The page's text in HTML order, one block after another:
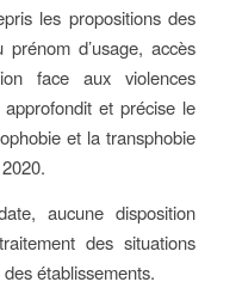
les propositions des
d’usage, accès
face aux violences
et précise le
et la transphobie
aucune disposition
des situations
établissements.